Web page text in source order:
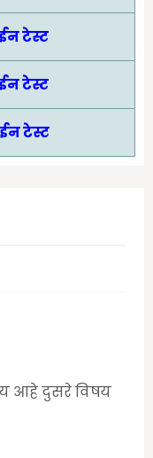
टेस्ट
टेस्ट
टेस्ट
आहे दुसरे विषय